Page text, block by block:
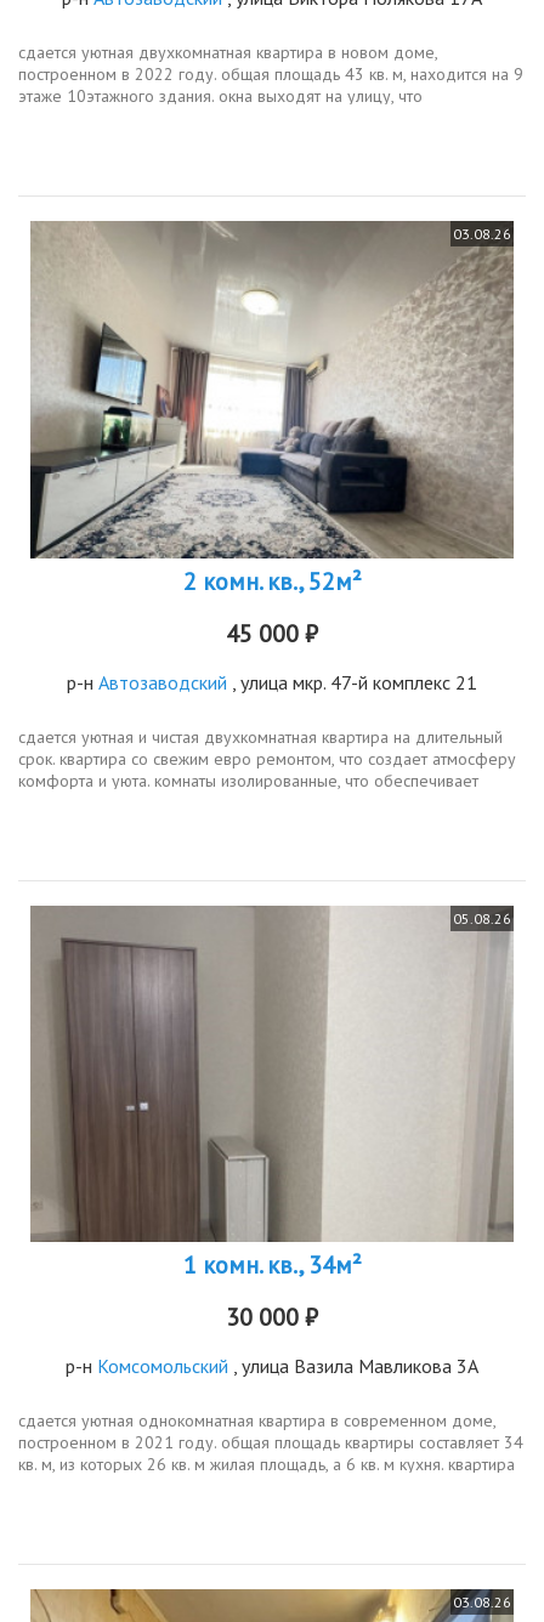
сдается уютная двухкомнатная квартира в новом доме,
построенном в 2022 году. общая площадь 43 кв. м, находится на 9
этаже 10этажного здания. окна выходят на улицу, что
03.08.26
2 комн. кв., 52м²
45 000 ₽
р-н Автозаводский , улица мкр. 47-й комплекс 21
сдается уютная и чистая двухкомнатная квартира на длительный
срок. квартира со свежим евро ремонтом, что создает атмосферу
комфорта и уюта. комнаты изолированные, что обеспечивает
05.08.26
1 комн. кв., 34м²
30 000 ₽
р-н Комсомольский , улица Вазила Мавликова 3А
сдается уютная однокомнатная квартира в современном доме,
построенном в 2021 году. общая площадь квартиры составляет 34
кв. м, из которых 26 кв. м жилая площадь, а 6 кв. м кухня. квартира
03.08.26